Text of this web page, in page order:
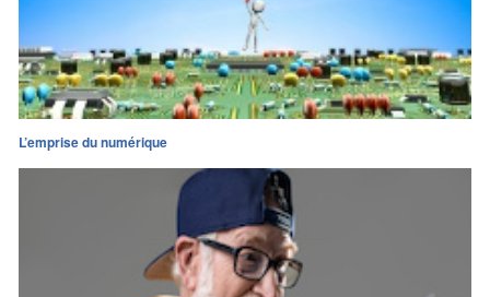
L’emprise du numérique